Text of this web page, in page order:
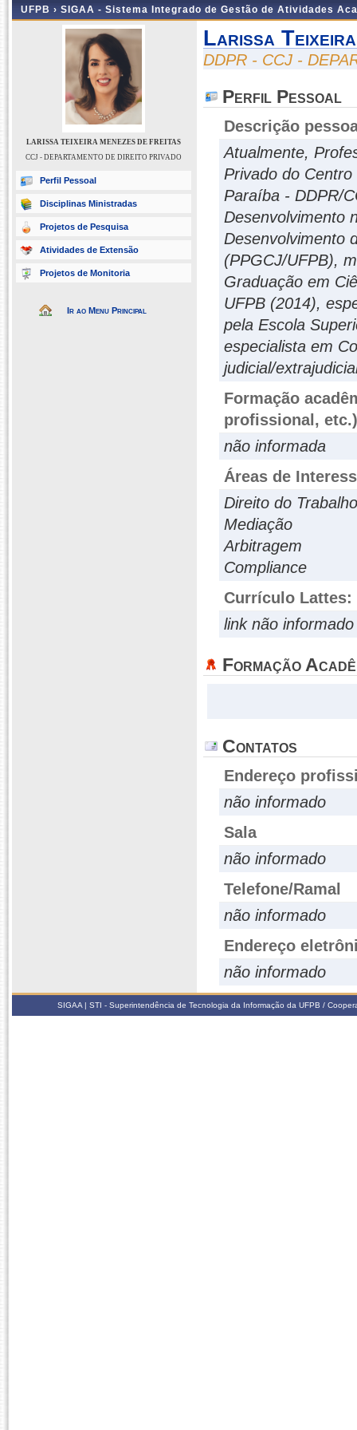
UFPB › SIGAA - Sistema Integrado de Gestão de Atividades
LARISSA TEIXEIRA MENEZES DE FREITAS
CCJ - DEPARTAMENTO DE DIREITO PRIVADO
Perfil Pessoal
Disciplinas Ministradas
Projetos de Pesquisa
Atividades de Extensão
Projetos de Monitoria
Ir ao Menu Principal
Larissa
DDPR - CCJ -
Perfil Pessoal
Descrição
Atualmente,
Privado do
Paraíba - DDPR/
Desenvolvimento
Desenvolvimento
(PPGCJ/UFPB),
Graduação em
UFPB (2014),
pela Escola
especialista em
judicial/
Formação
profissional, etc.)
não informada
Áreas de
Direito do Trabalho
Mediação
Arbitragem
Compliance
Currículo Lattes:
link não informado
Formação
Contatos
Endereço
não informado
Sala
não informado
Telefone/Ramal
não informado
Endereço
não informado
SIGAA | STI - Superintendência de Tecnologia da Informação da UFPB /